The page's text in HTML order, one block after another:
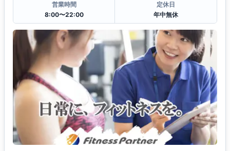
営業時間
8:00〜22:00
定休日
年中無休